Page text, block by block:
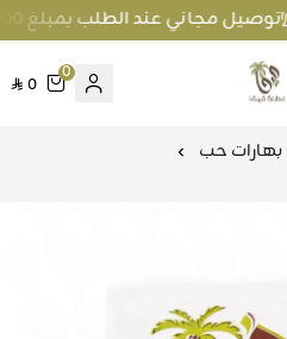
توصيل مجاني عند الطلب بمبلغ 100 ريال واكثر داخل جدة و 200 ريال واكثر برا جدة
متجر عطارة فيفا
0
0
بهارات حب